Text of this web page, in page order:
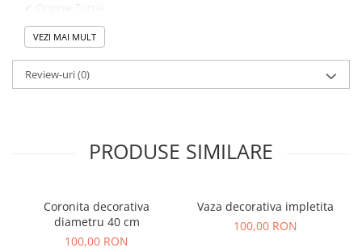
✔ Suprafață moale și ușor lucioasă
✔ Franjuri elegante pe capete
covor aduce un aer modern, dar călduros, în orice decor.
VEZI MAI MULT
Review-uri(0)
PRODUSE SIMILARE
Coronita decorativa
diametru 40 cm
100,00 RON
Vaza decorativa impletita
100,00 RON